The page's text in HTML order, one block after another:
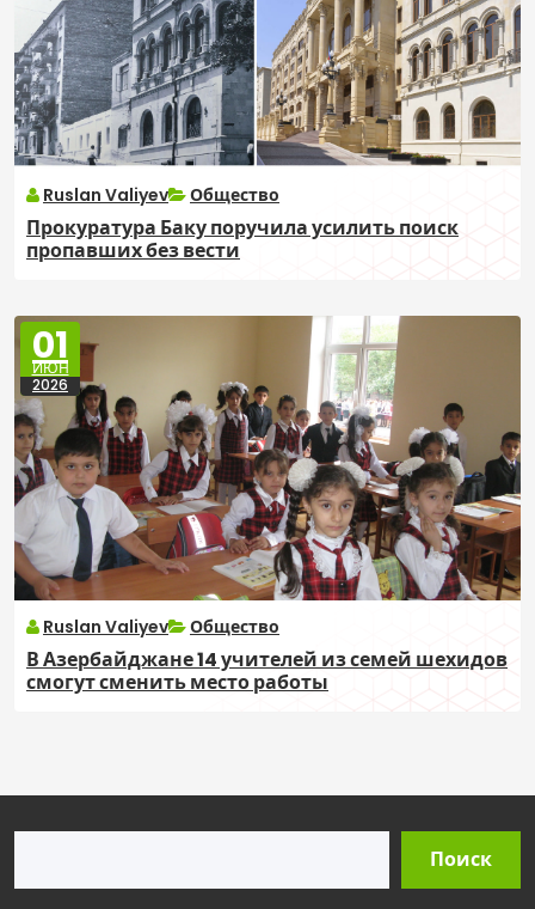
Ruslan Valiyev Общество
Прокуратура Баку поручила усилить поиск
пропавших без вести
01
ИЮН
2026
Ruslan Valiyev Общество
В Азербайджане 14 учителей из семей шехидов
смогут сменить место работы
Поиск